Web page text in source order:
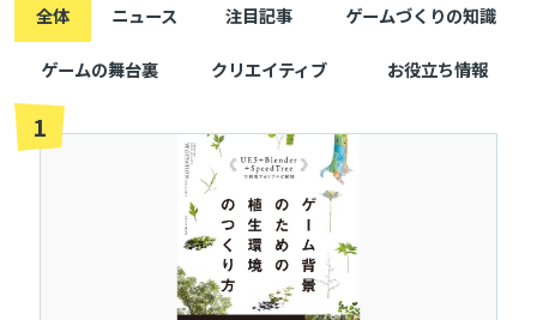
全体 ニュース 注目記事 ゲームづくりの知識
ゲームの舞台裏 クリエイティブ お役立ち情報
1